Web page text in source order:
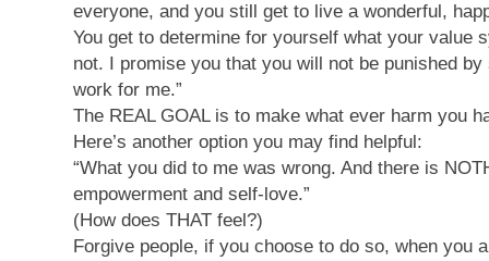
everyone, and you still get to live a wonderful,
You get to determine for yourself what your value
not. I promise you that you will not be punished
work for me.”
The REAL GOAL is to make what ever harm you
Here’s another option you may find helpful:
“What you did to me was wrong. And there is
empowerment and self-love.”
(How does THAT feel?)
Forgive people, if you choose to do so, when you